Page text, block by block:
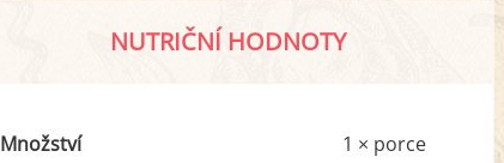
NUTRIČNÍ HODNOTY
Množství 1 × porce